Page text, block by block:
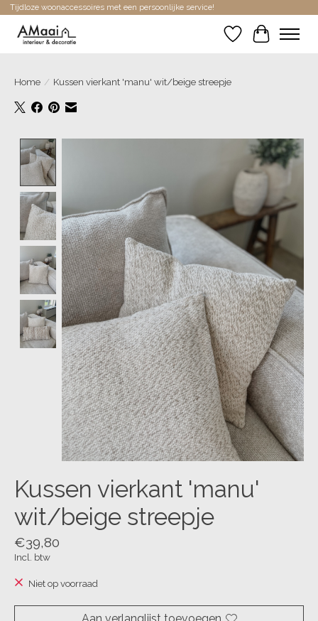
Tijdloze woonaccessoires met een persoonlijke service!
Verlanglijst
Home / Kussen vierkant 'manu' wit/beige streepje
Kussen vierkant 'manu'
wit/beige streepje
€39,80
Incl. btw
Niet op voorraad